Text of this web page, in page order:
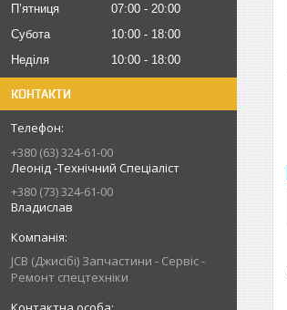
Пʼятниця
07:00
20:00
Субота
10:00
18:00
Неділя
10:00 18:00
КОНТАКТИ
+380 (63) 324-61-00
Леонід -Технічний Спеціаліст
+380 (73) 324-61-00
Владислав
JCB (Джисібі) Запчастини - Сервіс -
Ремонт спецтехніки